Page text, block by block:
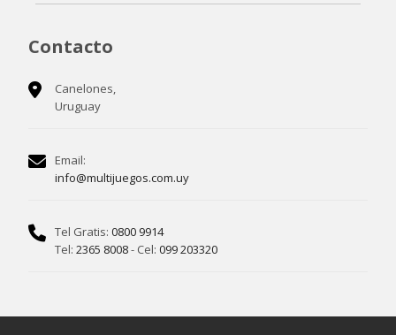
Contacto
Canelones,
Uruguay
Email:
info@multijuegos.com.uy
Tel Gratis: 0800 9914
Tel: 2365 8008- Cel: 099 203320